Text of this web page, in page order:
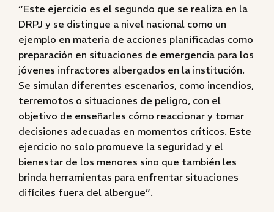
“Este ejercicio es el segundo que se realiza en la
DRPJ y se distingue a nivel nacional como un
ejemplo en materia de acciones planificadas como
preparación en situaciones de emergencia para los
jóvenes infractores albergados en la institución.
Se simulan diferentes escenarios, como incendios,
terremotos o situaciones de peligro, con el
objetivo de enseñarles cómo reaccionar y tomar
decisiones adecuadas en momentos críticos. Este
ejercicio no solo promueve la seguridad y el
bienestar de los menores sino que también les
brinda herramientas para enfrentar situaciones
difíciles fuera del albergue”.